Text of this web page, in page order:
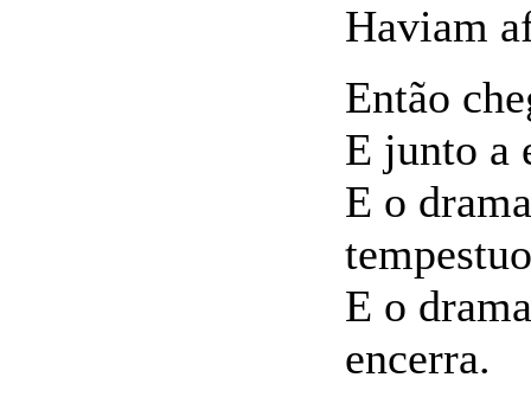
Haviam
Então
E junto a
E o
E o
encerra.